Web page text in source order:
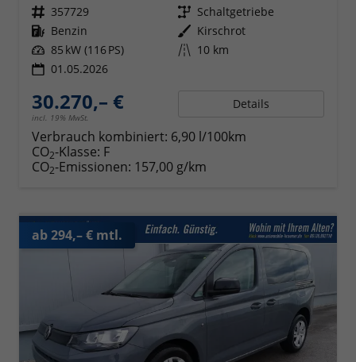
Fahrzeugnr. 357729 Getriebe Schaltgetriebe
Kraftstoff Benzin Außenfarbe Kirschrot
Leistung 85 kW (116 PS) Kilometerstand 10 km
01.05.2026
30.270,– €
incl. 19% MwSt.
Details
Verbrauch kombiniert: 6,90 l/100km
CO2-Klasse: F
CO2-Emissionen: 157,00 g/km
ab 294,– € mtl.